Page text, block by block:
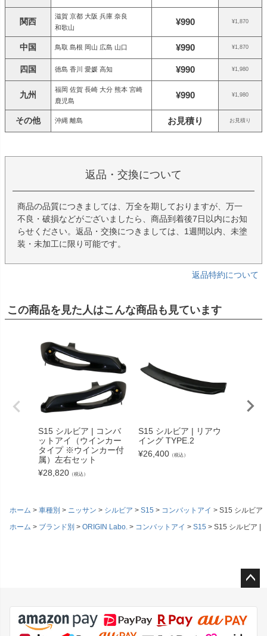
関西
滋賀 京都 大阪 兵庫 奈良
和歌山
¥990 ¥1,870
中国 鳥取 島根 岡山 広島 山口 ¥990 ¥1,870
四国 徳島 香川 愛媛 高知 ¥990 ¥1,980
九州
福岡 佐賀 長崎 大分 熊本 宮崎
鹿児島
¥990 ¥1,980
その他 沖縄 離島 お見積り お見積り
返品・交換について
商品の品質につきましては、万全を期しておりますが、万一
不良・破損などがございましたら、商品到着後7日以内にお知
らせください。返品・交換につきましては、1週間以内、未塗
装・未加工に限り可能です。
返品特約について
この商品を見た人はこんな商品も見ています
S15 シルビア | コンバ
ットアイ（ウインカー
タイプ ※ウインカー付
属）左右セット
¥28,820 （税込）
S15 シルビア | リアウ
イング TYPE.2
¥26,400 （税込）
ホーム 車種別 ニッサン シルビア S15 コンバットアイ
S15 シルビア
ホーム
ブランド別 ORIGIN Labo. コンバットアイ S15 S15 シルビア |
ジト
ップ
へ